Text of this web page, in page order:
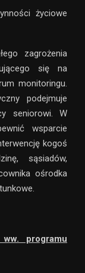
życiowe
zagrożenia
się na
monitoringu.
podejmuje
seniorowi. W
wsparcie
kogoś
sąsiadów,
ośrodka
programu